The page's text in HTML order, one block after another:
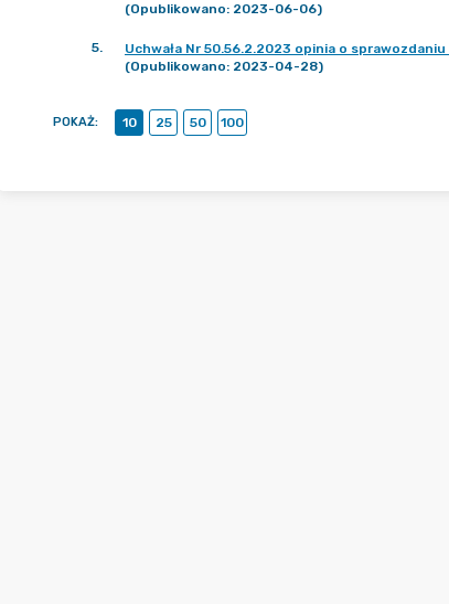
(Opublikowano: 2023-06-06)
5.
Uchwała Nr 50.56.2.2023 opinia o
(Opublikowano: 2023-04-28)
POKAŻ: 10 25 50 100